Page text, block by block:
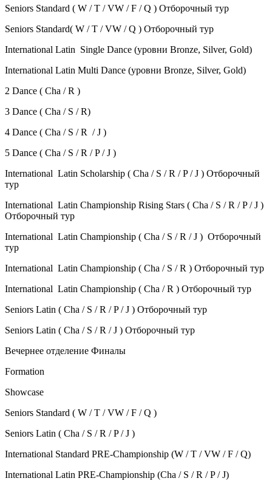
Seniors Standard ( W / T / VW / F / Q ) Отборочный тур
Seniors Standard( W / T / VW / Q ) Отборочный тур
International Latin Single Dance (уровни Bronze, Silver, Gold)
International Latin Multi Dance (уровни Bronze, Silver, Gold)
2 Dance ( Cha / R )
3 Dance ( Cha / S / R)
4 Dance ( Cha / S / R / J )
5 Dance ( Cha / S / R / P / J )
International Latin Scholarship ( Cha / S / R / P / J ) Отборочный
тур
International Latin Championship Rising Stars ( Cha / S / R / P / J )
Отборочный тур
International Latin Championship ( Cha / S / R / J ) Отборочный
тур
International Latin Championship ( Cha / S / R ) Отборочный тур
International Latin Championship ( Cha / R ) Отборочный тур
Seniors Latin ( Cha / S / R / P / J ) Отборочный тур
Seniors Latin ( Cha / S / R / J ) Отборочный тур
Вечернее отделение Финалы
Formation
Showcase
Seniors Standard ( W / T / VW / F / Q )
Seniors Latin ( Cha / S / R / P / J )
International Standard PRE-Championship (W / T / VW / F / Q)
International Latin PRE-Championship (Сha / S / R / P / J)